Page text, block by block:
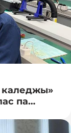
каледжы»
па